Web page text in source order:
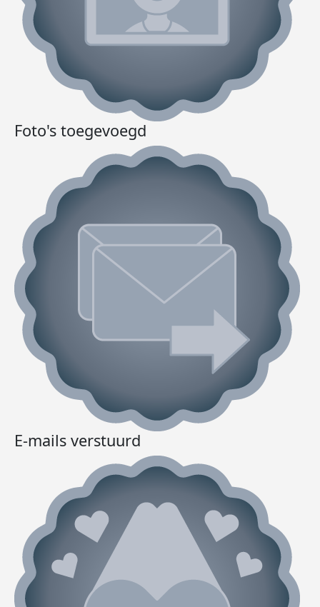
Foto's toegevoegd
E-mails verstuurd